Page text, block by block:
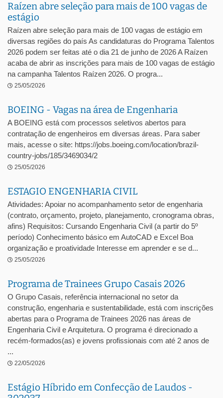
Raízen abre seleção para mais de 100 vagas de
estágio
Raízen abre seleção para mais de 100 vagas de estágio em
diversas regiões do país As candidaturas do Programa Talentos
2026 podem ser feitas até o dia 21 de junho de 2026 A Raízen
acaba de abrir as inscrições para mais de 100 vagas de estágio
na campanha Talentos Raízen 2026. O progra...
25/05/2026
BOEING - Vagas na área de Engenharia
A BOEING está com processos seletivos abertos para
contratação de engenheiros em diversas áreas. Para saber
mais, acesse o site: https://jobs.boeing.com/location/brazil-
country-jobs/185/3469034/2
25/05/2026
ESTAGIO ENGENHARIA CIVIL
Atividades: Apoiar no acompanhamento setor de engenharia
(contrato, orçamento, projeto, planejamento, cronograma obras,
afins) Requisitos: Cursando Engenharia Civil (a partir do 5º
período) Conhecimento básico em AutoCAD e Excel Boa
organização e proatividade Interesse em aprender e se d...
25/05/2026
Programa de Trainees Grupo Casais 2026
O Grupo Casais, referência internacional no setor da
construção, engenharia e sustentabilidade, está com inscrições
abertas para o Programa de Trainees 2026 nas áreas de
Engenharia Civil e Arquitetura. O programa é direcionado a
recém-formados(as) e jovens profissionais com até 2 anos de
...
22/05/2026
Estágio Híbrido em Confecção de Laudos -